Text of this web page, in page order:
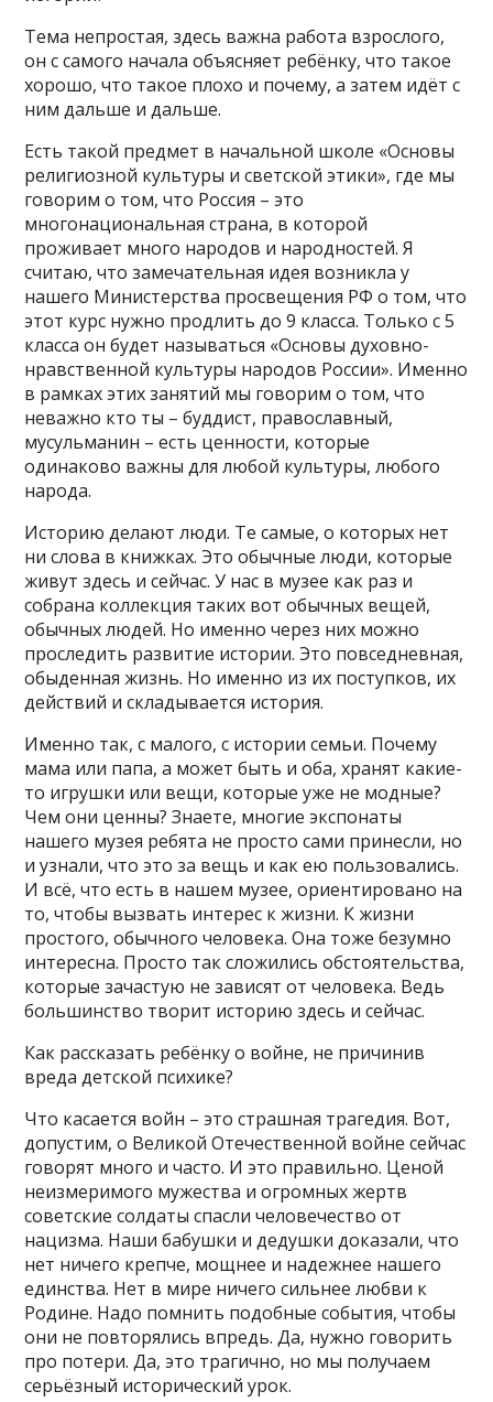
Тема непростая, здесь важна работа взрослого,
он с самого начала объясняет ребёнку, что такое
хорошо, что такое плохо и почему, а затем идёт с
ним дальше и дальше.
Есть такой предмет в начальной школе «Основы
религиозной культуры и светской этики», где мы
говорим о том, что Россия – это
многонациональная страна, в которой
проживает много народов и народностей. Я
считаю, что замечательная идея возникла у
нашего Министерства просвещения РФ о том, что
этот курс нужно продлить до 9 класса. Только с 5
класса он будет называться «Основы духовно-
нравственной культуры народов России». Именно
в рамках этих занятий мы говорим о том, что
неважно кто ты – буддист, православный,
мусульманин – есть ценности, которые
одинаково важны для любой культуры, любого
народа.
Историю делают люди. Те самые, о которых нет
ни слова в книжках. Это обычные люди, которые
живут здесь и сейчас. У нас в музее как раз и
собрана коллекция таких вот обычных вещей,
обычных людей. Но именно через них можно
проследить развитие истории. Это повседневная,
обыденная жизнь. Но именно из их поступков, их
действий и складывается история.
Именно так, с малого, с истории семьи. Почему
мама или папа, а может быть и оба, хранят какие-
то игрушки или вещи, которые уже не модные?
Чем они ценны? Знаете, многие экспонаты
нашего музея ребята не просто сами принесли, но
и узнали, что это за вещь и как ею пользовались.
И всё, что есть в нашем музее, ориентировано на
то, чтобы вызвать интерес к жизни. К жизни
простого, обычного человека. Она тоже безумно
интересна. Просто так сложились обстоятельства,
которые зачастую не зависят от человека. Ведь
большинство творит историю здесь и сейчас.
Как рассказать ребёнку о войне, не причинив
вреда детской психике?
Что касается войн – это страшная трагедия. Вот,
допустим, о Великой Отечественной войне сейчас
говорят много и часто. И это правильно. Ценой
неизмеримого мужества и огромных жертв
советские солдаты спасли человечество от
нацизма. Наши бабушки и дедушки доказали, что
нет ничего крепче, мощнее и надежнее нашего
единства. Нет в мире ничего сильнее любви к
Родине. Надо помнить подобные события, чтобы
они не повторялись впредь. Да, нужно говорить
про потери. Да, это трагично, но мы получаем
серьёзный исторический урок.